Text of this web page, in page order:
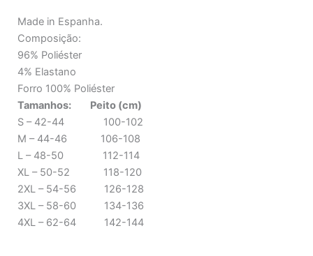
Made in Espanha.
Composição:
96% Poliéster
4% Elastano
Forro 100% Poliéster
Tamanhos: Peito (cm)
S – 42-44 100-102
M – 44-46 106-108
L – 48-50 112-114
XL – 50-52 118-120
2XL – 54-56 126-128
3XL – 58-60 134-136
4XL – 62-64 142-144